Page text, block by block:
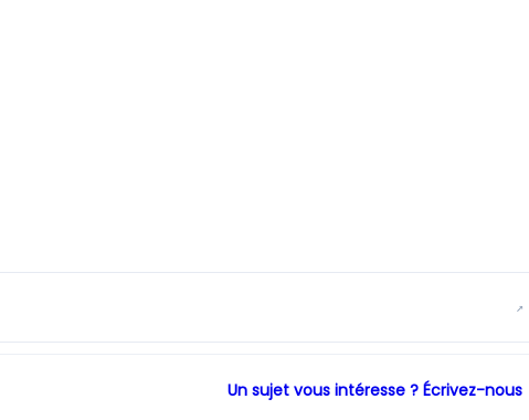
↗
Un sujet vous intéresse ? Écrivez-